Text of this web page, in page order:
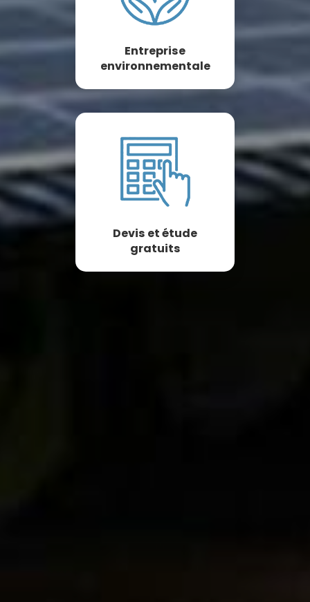
Entreprise
environnementale
Devis et étude
gratuits